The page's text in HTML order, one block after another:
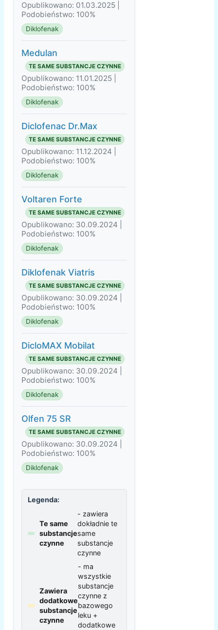
Opublikowano: 01.03.2025 |
Podobieństwo: 100%
Diklofenak
Medulan
TE SAME SUBSTANCJE CZYNNE
Opublikowano: 11.01.2025 |
Podobieństwo: 100%
Diklofenak
Diclofenac Dr.Max
TE SAME SUBSTANCJE CZYNNE
Opublikowano: 11.12.2024 |
Podobieństwo: 100%
Diklofenak
Voltaren Forte
TE SAME SUBSTANCJE CZYNNE
Opublikowano: 30.09.2024 |
Podobieństwo: 100%
Diklofenak
Diklofenak Viatris
TE SAME SUBSTANCJE CZYNNE
Opublikowano: 30.09.2024 |
Podobieństwo: 100%
Diklofenak
DicloMAX Mobilat
TE SAME SUBSTANCJE CZYNNE
Opublikowano: 30.09.2024 |
Podobieństwo: 100%
Diklofenak
Olfen 75 SR
TE SAME SUBSTANCJE CZYNNE
Opublikowano: 30.09.2024 |
Podobieństwo: 100%
Diklofenak
Legenda:
Te same
substancje
czynne
- zawiera
dokładnie te
same
substancje
czynne
Zawiera
dodatkowe
substancje
czynne
- ma
wszystkie
substancje
czynne z
bazowego
leku +
dodatkowe